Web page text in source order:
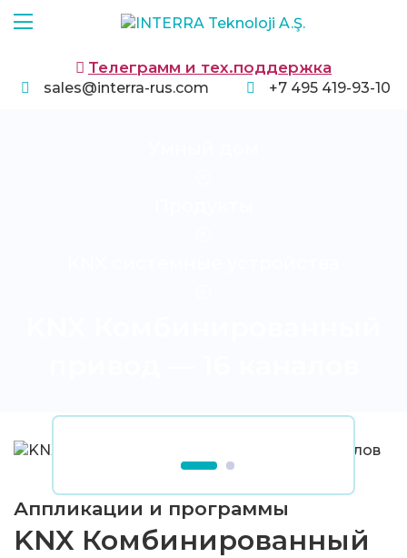
Телеграмм и тех.поддержка
sales@interra-rus.com +7 495 419-93-10
Аппликации и программы
KNX Комбинированный